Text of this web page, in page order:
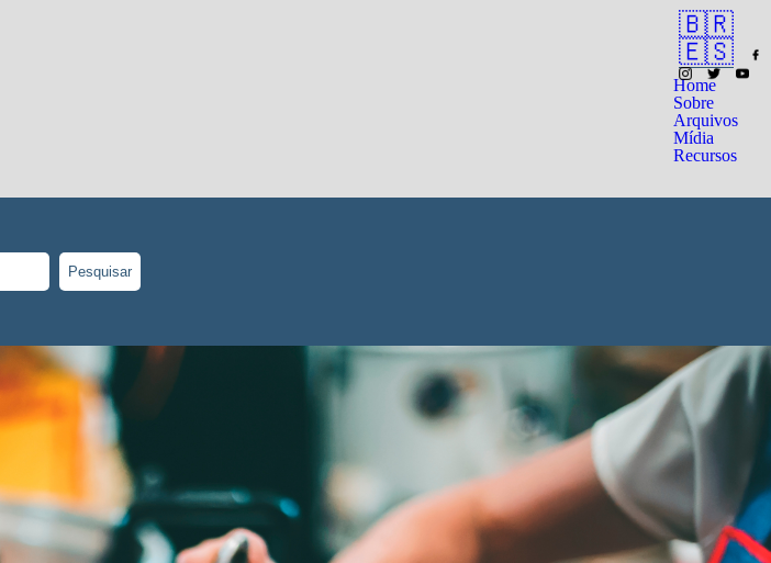
Home
Sobre
Arquivos
Mídia
Recursos
🇧🇷
🇪🇸
Pesquisar